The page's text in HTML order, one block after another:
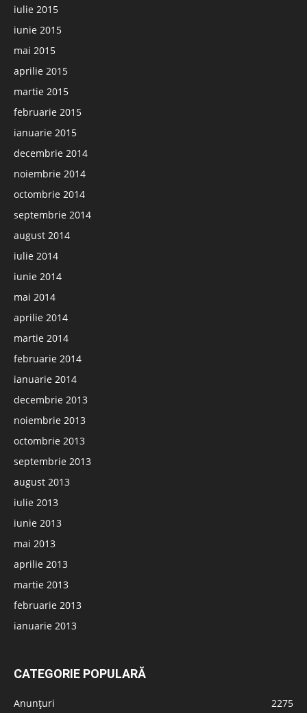
iulie 2015
iunie 2015
mai 2015
aprilie 2015
martie 2015
februarie 2015
ianuarie 2015
decembrie 2014
noiembrie 2014
octombrie 2014
septembrie 2014
august 2014
iulie 2014
iunie 2014
mai 2014
aprilie 2014
martie 2014
februarie 2014
ianuarie 2014
decembrie 2013
noiembrie 2013
octombrie 2013
septembrie 2013
august 2013
iulie 2013
iunie 2013
mai 2013
aprilie 2013
martie 2013
februarie 2013
ianuarie 2013
CATEGORIE POPULARĂ
Anunțuri
2275